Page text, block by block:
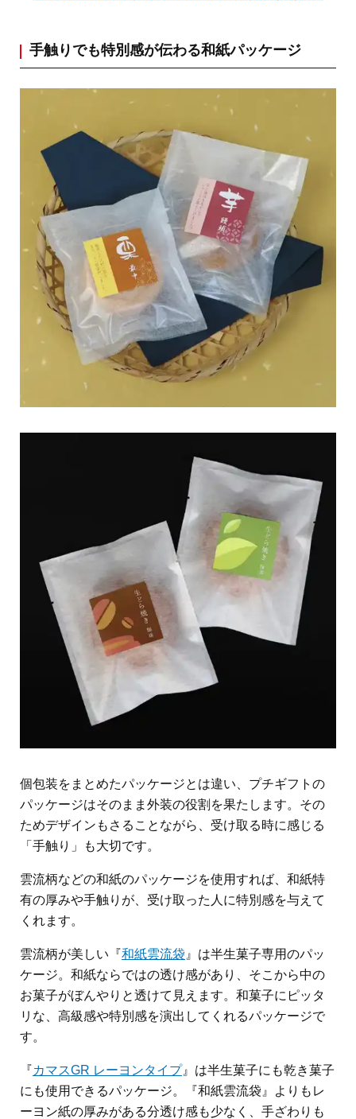
手触りでも特別感が伝わる和紙パッケージ
個包装をまとめたパッケージとは違い、プチギフトの
パッケージはそのまま外装の役割を果たします。その
ためデザインもさることながら、受け取る時に感じる
「手触り」も大切です。
雲流柄などの和紙のパッケージを使用すれば、和紙特
有の厚みや手触りが、受け取った人に特別感を与えて
くれます。
雲流柄が美しい『和紙雲流袋 』は半生菓子専用のパッ
ケージ。和紙ならではの透け感があり、そこから中の
お菓子がぼんやりと透けて見えます。和菓子にピッタ
リな、高級感や特別感を演出してくれるパッケージで
す。
『カマスGR レーヨンタイプ』は半生菓子にも乾き菓子
にも使用できるパッケージ。『和紙雲流袋』よりもレ
ーヨン紙の厚みがある分透け感も少なく、手ざわりも